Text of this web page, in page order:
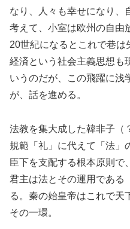
なり、人々も幸せになり、
考えて、小室は欧州の自由
20世紀になるとこれで巷は
経済という社会主義思想も
いうのだが、この飛躍に浅
が、話を進める。
法教を集大成した韓非子 （
規範「礼」に代えて「法」
臣下を支配する根本原則で
君主は法とその運用である
る。秦の始皇帝はこれで天
その一環。